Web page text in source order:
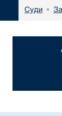
Суди •